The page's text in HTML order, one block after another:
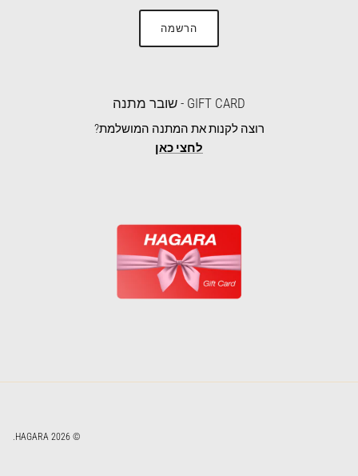
הרשמה
GIFT CARD - שובר מתנה
רוצה לקנות את המתנה המושלמת?
לחצי כאן
© 2026
HAGARA
.